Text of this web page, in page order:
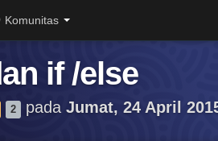
Komunitas
if /else
2 pada Jumat, 24 April